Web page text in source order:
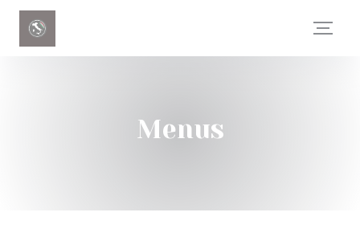
Personalizing your cookie choices
Menus